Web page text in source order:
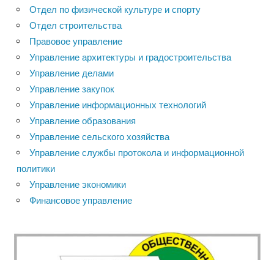
Отдел по физической культуре и спорту
Отдел строительства
Правовое управление
Управление архитектуры и градостроительства
Управление делами
Управление закупок
Управление информационных технологий
Управление образования
Управление сельского хозяйства
Управление службы протокола и информационной
политики
Управление экономики
Финансовое управление